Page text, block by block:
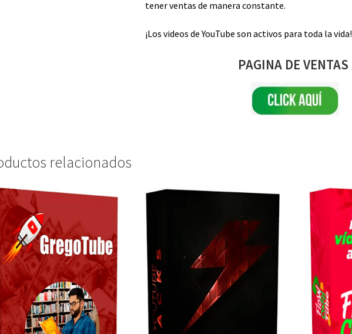
tener ventas de manera constante.
¡Los videos de YouTube son activos para toda la vida!
PAGINA DE VENTAS
relacionados